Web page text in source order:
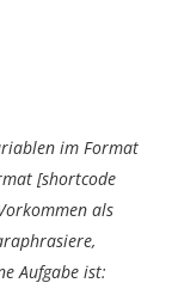
im Format
[shortcode
als
Aufgabe ist: